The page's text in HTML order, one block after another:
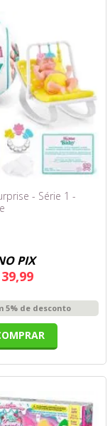
- Série 1 -
PIX
5% de desconto